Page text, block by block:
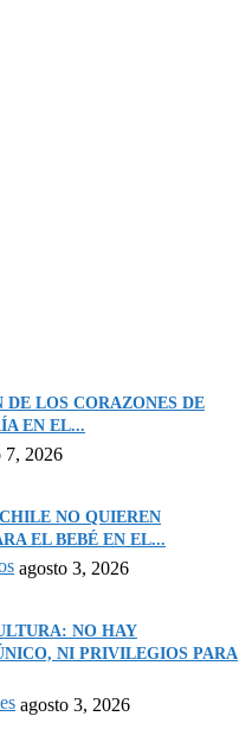
DE LOS CORAZONES DE
EN EL...
7, 2026
NO QUIEREN
EL BEBÉ EN EL...
agosto 3, 2026
NO HAY
NI PRIVILEGIOS PARA
agosto 3, 2026